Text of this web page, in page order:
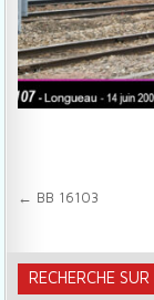
← BB 16103
RECHERCHE